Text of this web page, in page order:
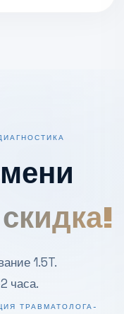
скидка!
1.5T.
часа.
ТРАВМАТОЛОГА-